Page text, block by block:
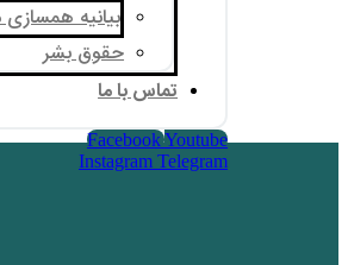
بیانیه
حقوق بشر
تماس با ما
FacebookYoutube
Instagram Telegram